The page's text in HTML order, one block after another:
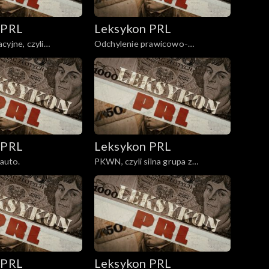
czyli
Leksykon PRL
Odchylenie prawicowo-
nacjonalistyczne, czyli wymiana
kadr.
Leksykon PRL
PKWN, czyli silna grupa z
Kujbyszewa.
Leksykon PRL